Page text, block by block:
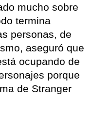
mucho sobre
termina
personas, de
aseguró que
ocupando de
porque
de Stranger